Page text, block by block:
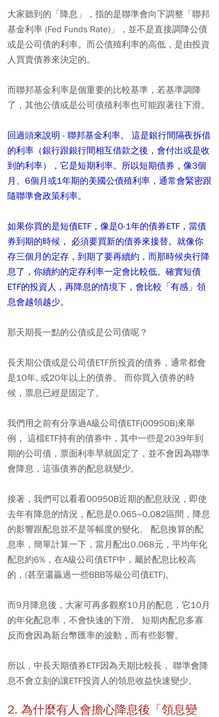
大家聽到的「降息」，指的是聯準會向下調整「聯邦
基金利率 (Fed Funds Rate)」，並不是直接調降公債
或是公司債的利率。而公債殖利率的高低，是由投資
人買賣債券來決定的。
而聯邦基金利率是個重要的比較基準，若基準調降
了，其他公債或是公司債殖利率也可能跟著往下滑。
回過頭來說明 - 聯邦基金利率。 這是銀行間隔夜拆借
的利率（銀行跟銀行間相互借款之後，會付出或是收
到的利率），它是短期利率。所以短期債券，像3個
月、6個月或1年期的美國公債殖利率，通常會緊密跟
隨聯準會政策利率。
如果你買的是短債ETF，像是0-1年的債券ETF，當債
券到期的時候， 必須要買新的債券來接替。就像你
存三個月的定存，到期了要再續約，而那時候央行降
息了，你續約的定存利率一定會比較低。確實短債
ETF的投資人，再降息的情境下，會比較「有感」領
息會越領越少。
那天期長一點的公債或是公司債呢？
長天期公債或是公司債ETF所投資的債券，通常都會
是10年, 或20年以上的債券。 而你買入債券的時
候，票息已經是固定了。
我們用之前有分享過A級公司債ETF(00950B)來舉
例， 這檔ETF持有的債券中，其中一些是2039年到
期的公司債，票面利率早就固定了，並不會因為聯準
會降息，這張債券的配息就變少。
接著，我們可以看看00950B近期的配息狀況，即使
去年有降息的情況，配息是0.065~0.082區間，降息
的影響跟配息並不是等幅度的變化。 配息換算的配
息率，簡單計算一下，當月配出0.068元，平均年化
配息約6%，在A級公司債ETF中，屬於配息比較高
的，(甚至還贏過一些BBB等級公司債ETF)。
而9月降息後，大家可再多觀察10月的配息，它10月
的年化配息率，不會快速的下滑。 短期內配息多寡
反而會因為新台幣匯率的波動，而有些影響。
所以，中長天期債券ETF因為天期比較長， 聯準會降
息不會立刻的讓ETF投資人的領息收益快速變少。
2. 為什麼有人會擔心降息後「領息變